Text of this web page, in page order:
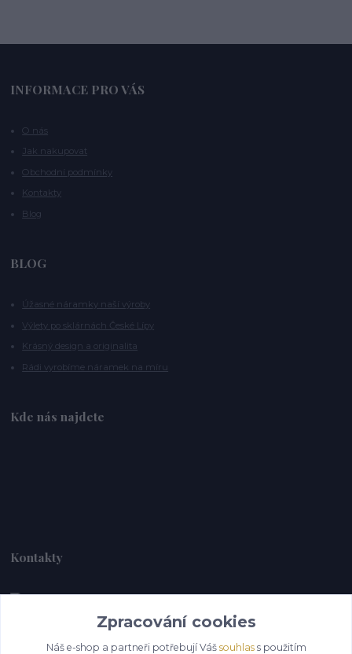
INFORMACE PRO VÁS
O nás
Jak nakupovat
Obchodní podmínky
Kontakty
Blog
BLOG
Úžasné náramky naší výroby
Výlety po sklárnách České Lípy
Krásný design a originalita
Rádi vyrobíme náramek na míru
Kde nás najdete
Kontakty
Alebrije@alebrije.cz
Zpracování cookies
Náš e-shop a partneři potřebují Váš souhlass použitím